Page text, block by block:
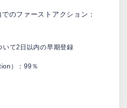
客様専用サイト
のファーストアクション：
いて2日以内の早期登録
）：99％